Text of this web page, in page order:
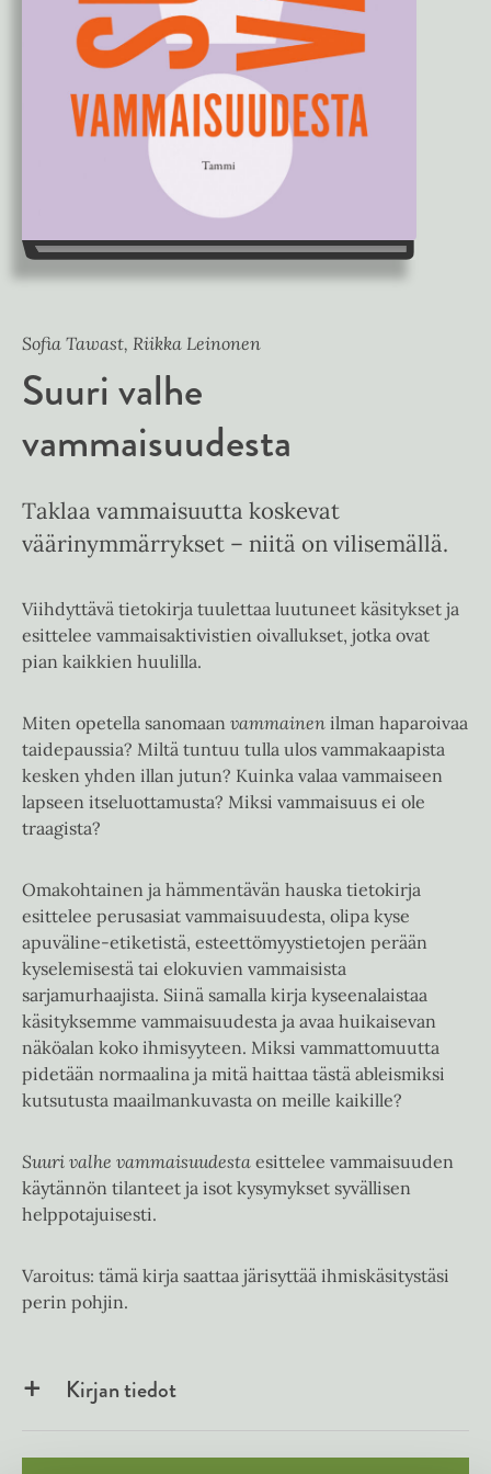
Sofia Tawast, Riikka Leinonen
Suuri valhe
vammaisuudesta
Taklaa vammaisuutta koskevat
väärinymmärrykset – niitä on vilisemällä.
Viihdyttävä tietokirja tuulettaa luutuneet käsitykset ja
esittelee vammaisaktivistien oivallukset, jotka ovat
pian kaikkien huulilla.
Miten opetella sanomaan vammainen ilman haparoivaa
taidepaussia? Miltä tuntuu tulla ulos vammakaapista
kesken yhden illan jutun? Kuinka valaa vammaiseen
lapseen itseluottamusta? Miksi vammaisuus ei ole
traagista?
Omakohtainen ja hämmentävän hauska tietokirja
esittelee perusasiat vammaisuudesta, olipa kyse
apuväline-etiketistä, esteettömyystietojen perään
kyselemisestä tai elokuvien vammaisista
sarjamurhaajista. Siinä samalla kirja kyseenalaistaa
käsityksemme vammaisuudesta ja avaa huikaisevan
näköalan koko ihmisyyteen. Miksi vammattomuutta
pidetään normaalina ja mitä haittaa tästä ableismiksi
kutsutusta maailmankuvasta on meille kaikille?
Suuri valhe vammaisuudesta esittelee vammaisuuden
käytännön tilanteet ja isot kysymykset syvällisen
helppotajuisesti.
Varoitus: tämä kirja saattaa järisyttää ihmiskäsitystäsi
perin pohjin.
Kirjan tiedot